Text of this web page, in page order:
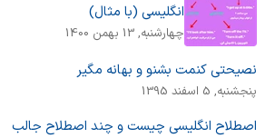
انگلیسی (با مثال)
چهارشنبه, 13 بهمن 1400
نصیحتی کنمت بشنو و بهانه مگیر
پنجشنبه, 5 اسفند 1395
اصطلاح انگلیسی چیست و چند اصطلاح جالب